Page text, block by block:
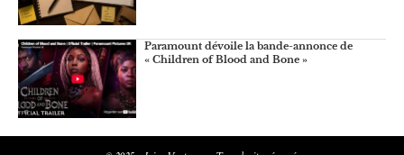
Paramount dévoile la bande-annonce de
« Children of Blood and Bone »